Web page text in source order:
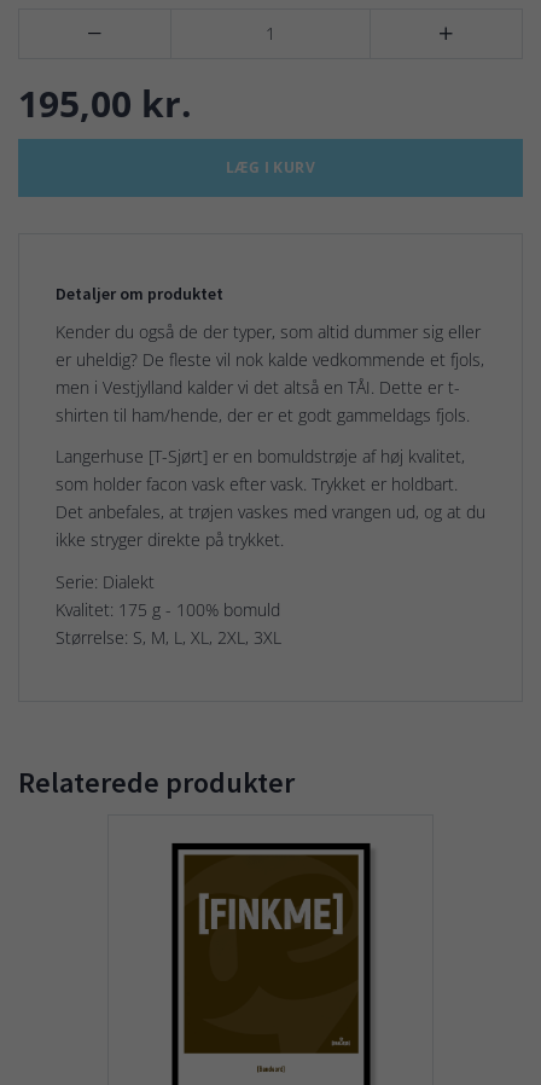
 
195,00 kr.
LÆG I KURV
Detaljer om produktet
Kender du også de der typer, som altid dummer sig eller
er uheldig? De fleste vil nok kalde vedkommende et fjols,
men i Vestjylland kalder vi det altså en TÅI. Dette er t-
shirten til ham/hende, der er et godt gammeldags fjols.
Langerhuse [T-Sjørt] er en bomuldstrøje af høj kvalitet,
som holder facon vask efter vask. Trykket er holdbart.
Det anbefales, at trøjen vaskes med vrangen ud, og at du
ikke stryger direkte på trykket.
Serie: Dialekt
Kvalitet: 175 g - 100% bomuld
Størrelse: S, M, L, XL, 2XL, 3XL
Relaterede produkter